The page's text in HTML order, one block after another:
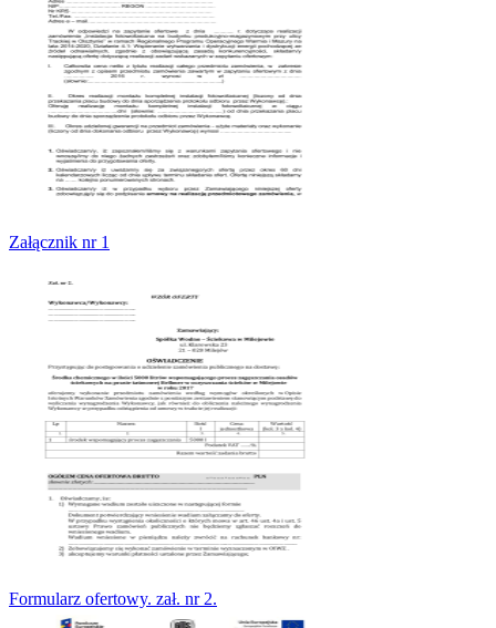
Załącznik nr 1
Formularz ofertowy. zał. nr 2.